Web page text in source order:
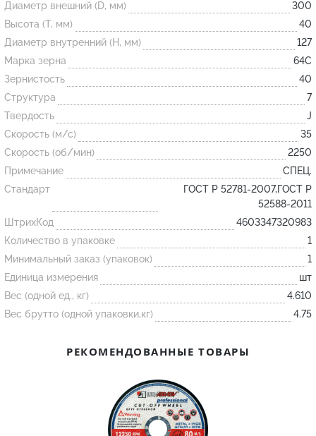
Огнеупорные
изделия
Скачать каталог
Тигель
Муфель
Черпак
Шербер
Трубка
Стержень
Пробка
Подставка
Лодочка
Контакт
Желоб
Диаметр внешний (D, мм)
300
Высота (T, мм)
40
Диаметр внутренний (H, мм)
127
Марка зерна
64С
Зернистость
40
Структура
7
Твердость
J
Скорость (м/с)
35
Скорость (об/мин)
2250
Примечание
СПЕЦ.
Стандарт
ГОСТ Р 52781-2007,ГОСТ Р
52588-2011
ШтрихКод
4603347320983
Количество в упаковке
1
Минимальный заказ (упаковок)
1
Единица измерения
шт
Вес (одной ед., кг)
4.610
Вес брутто (одной упаковки,кг)
4.75
РЕКОМЕНДОВАННЫЕ ТОВАРЫ